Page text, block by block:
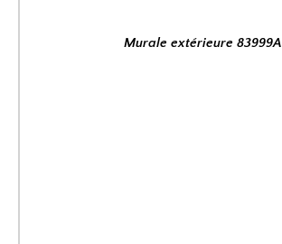
Murale extérieure 83999A